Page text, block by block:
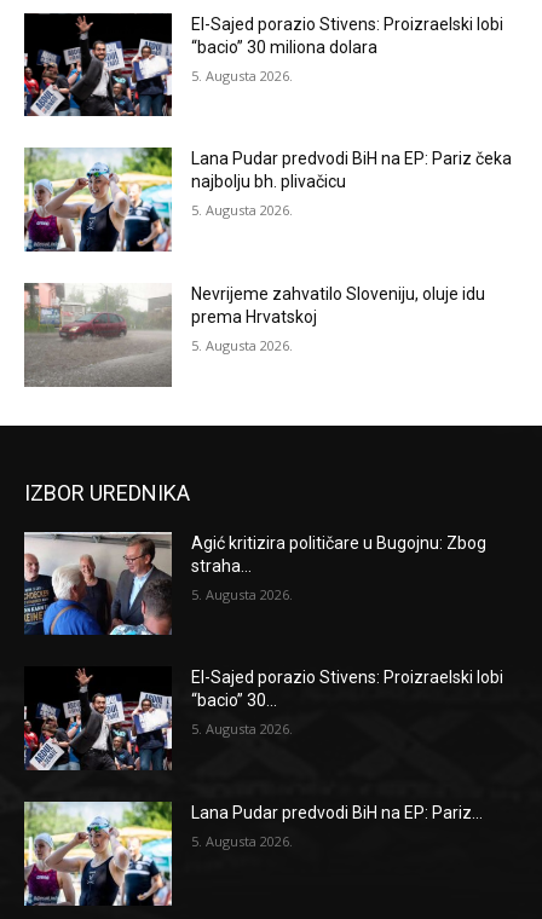
El-Sajed porazio Stivens: Proizraelski lobi
“bacio” 30 miliona dolara
5. Augusta 2026.
Lana Pudar predvodi BiH na EP: Pariz čeka
najbolju bh. plivačicu
5. Augusta 2026.
Nevrijeme zahvatilo Sloveniju, oluje idu
prema Hrvatskoj
5. Augusta 2026.
IZBOR UREDNIKA
Agić kritizira političare u Bugojnu: Zbog
straha...
5. Augusta 2026.
El-Sajed porazio Stivens: Proizraelski lobi
“bacio” 30...
5. Augusta 2026.
Lana Pudar predvodi BiH na EP: Pariz...
5. Augusta 2026.